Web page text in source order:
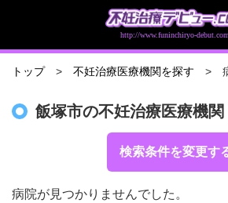
http://www.funinchiryo-
トップ 不妊治療医療機関を探す
飯塚市の不妊治療医療機関
検索条件を変更す
病院が見つかりませんでした。